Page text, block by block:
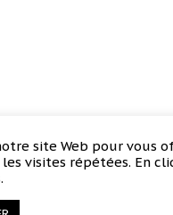
site Web pour
visites répétées. En